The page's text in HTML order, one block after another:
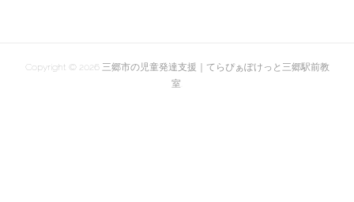
Copyright © 2026 三郷市の児童発達支援｜てらぴぁぽけっと三郷駅前教
室